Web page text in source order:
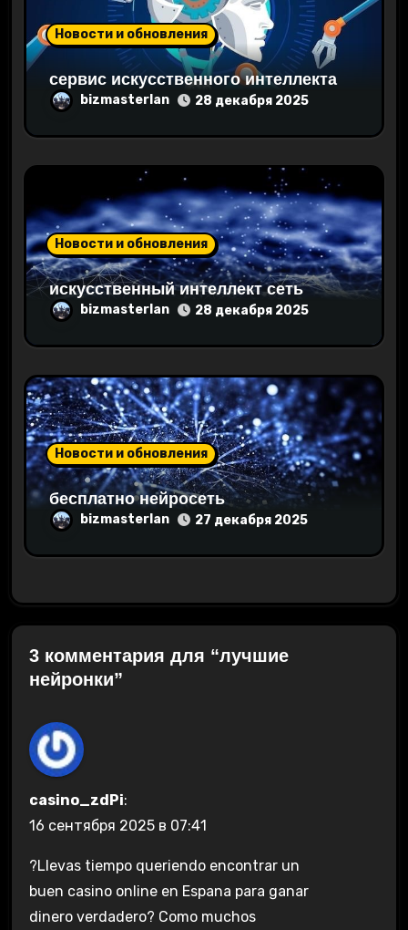
п
и
я
м
Новости и обновления
сервис искусственного интеллекта
bizmasterlan 28 декабря 2025
Новости и обновления
искусственный интеллект сеть
bizmasterlan 28 декабря 2025
Новости и обновления
бесплатно нейросеть
bizmasterlan 27 декабря 2025
3 комментария для “лучшие
нейронки”
casino_zdPi:
16 сентября 2025 в 07:41
?Llevas tiempo queriendo encontrar un
buen casino online en Espana para ganar
dinero verdadero? Como muchos